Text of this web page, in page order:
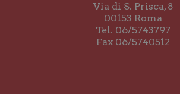
Via di S. Prisca, 8
00153 Roma
Tel. 06/5743797
Fax 06/5740512